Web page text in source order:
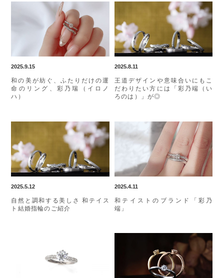
2025.9.15
和の美が紡ぐ、ふたりだけの運
命のリング、彩乃瑞（イロノ
ハ）
2025.8.11
王道デザインや意味合いにもこ
だわりたい方には「彩乃端（い
ろのは）」が◎
2025.5.12
自然と調和する美しさ 和テイス
ト結婚指輪のご紹介
2025.4.11
和テイストのブランド「彩乃
端」